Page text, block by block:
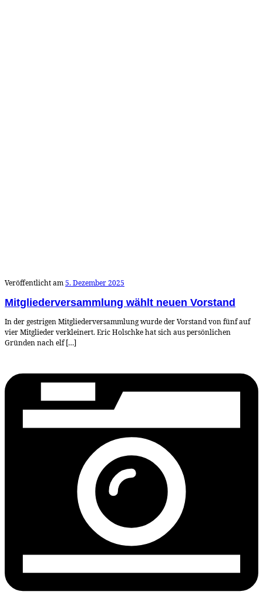
Veröffentlicht am5. Dezember 2025
Mitgliederversammlung wählt neuen Vorstand
In der gestrigen Mitgliederversammlung wurde der Vorstand von fünf auf
vier Mitglieder verkleinert. Eric Holschke hat sich aus persönlichen
Gründen nach elf […]